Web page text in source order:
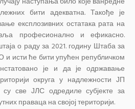
бити адекватна. Такође је
експлозивних остатака рата на
професионално и ефикасно.
о раду за 2021. годину Штаба за
и исти ће бити упућен републичком
је и да је одржавање
округа у надлежности ЈП
све ЈЛС одредиле субјекте за
праваца на својој територији.